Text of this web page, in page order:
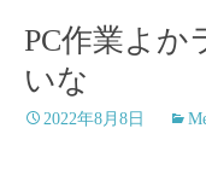
PC作業よか
いな
2022年8月8日